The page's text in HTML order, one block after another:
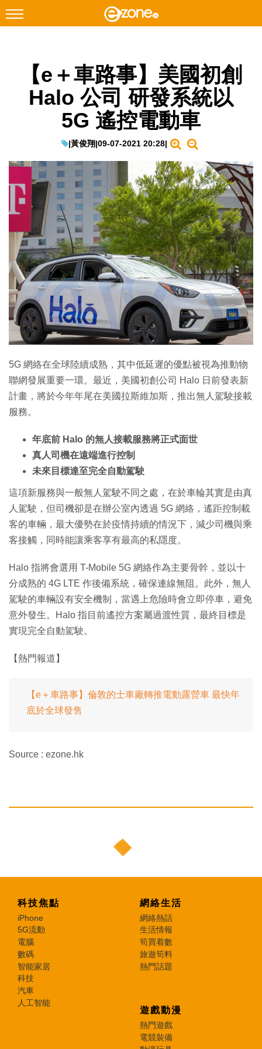
Facebook Instagram
科技焦點
教學評測
EduTech
IT Times
生成式AI與雲端應用
Enterprise Digital Transformation
特集
【e＋車路事】美國初創
Halo 公司 研發系統以
5G 遙控電動車
|黃俊翔|09-07-2021 20:28|
5G 網絡在全球陸續成熟，其中低延遲的優點被視為推動物
聯網發展重要一環。最近，美國初創公司 Halo 日前發表新
計畫，將於今年年尾在美國拉斯維加斯，推出無人駕駛接載
服務。
年底前 Halo 的無人接載服務將正式面世
真人司機在遠端進行控制
未來目標達至完全自動駕駛
這項新服務與一般無人駕駛不同之處，在於車輪其實是由真
人駕駛，但司機卻是在辦公室內透過 5G 網絡，遙距控制載
客的車輛，最大優勢在於疫情持續的情況下，減少司機與乘
客接觸，同時能讓乘客享有最高的私隱度。
Halo 指將會選用 T-Mobile 5G 網絡作為主要骨幹，並以十
分成熟的 4G LTE 作後備系統，確保連線無阻。此外，無人
駕駛的車輛設有安全機制，當遇上危險時會立即停車，避免
意外發生。Halo 指目前遙控方案屬過渡性質，最終目標是
實現完全自動駕駛。
【熱門報道】
【e＋車路事】倫敦的士車廠轉推電動露營車 最快年
底於全球發售
Source : ezone.hk
科技焦點
iPhone
5G流動
電腦
數碼
智能家居
科技
汽車
人工智能
網絡生活
網絡熱話
生活情報
筍買着數
旅遊筍料
熱門話題
遊戲動漫
熱門遊戲
電競裝備